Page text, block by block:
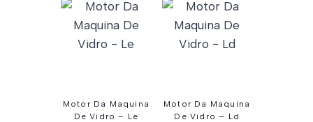
Motor Da Maquina
De Vidro – Le
Motor Da Maquina
De Vidro – Ld